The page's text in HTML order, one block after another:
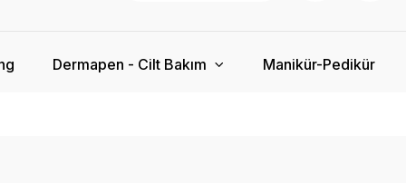
Dermapen - Cilt Bakım Manikür-Pedikür